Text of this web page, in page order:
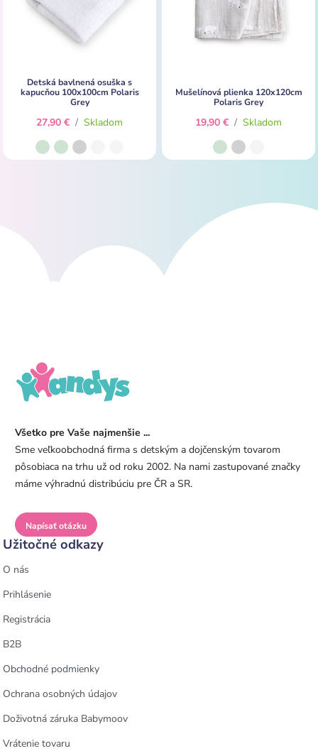
Detská bavlnená osuška s
kapucňou 100x100cm Polaris
Grey
27,90 € / Skladom
Mušelínová plienka 120x120cm
Polaris Grey
19,90 € / Skladom
Všetko pre Vaše najmenšie ...
Sme veľkoobchodná firma s detským a dojčenským tovarom
pôsobiaca na trhu už od roku 2002. Na nami zastupované značky
máme výhradnú distribúciu pre ČR a SR.
Napísať otázku
Užitočné odkazy
O nás
Prihlásenie
Registrácia
B2B
Obchodné podmienky
Ochrana osobných údajov
Doživotná záruka Babymoov
Vrátenie tovaru